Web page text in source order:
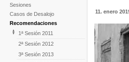
Sesiones
Casos de Desalojo
Recomendaciones
1ª Sesión 2011
2ª Sesión 2012
3ª Sesión 2013
11. enero